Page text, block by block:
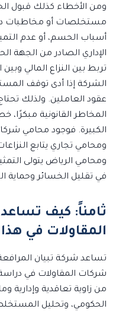
ومن الأخطاء كذلك قبول
مستخلصات أو مخاطبات
أسباب الحسم، أو عدم
الإداري الصادر من الجهة
تربط بين النزاع المالي
الشركة إذا أدى توقف
عقود العاملين. ولذلك
المخاطر القانونية
الكبيرة. فوجود محامي
ومحامي تجاري يتابع
ومحامي الرياض يتولى
في تقليل الخسائر وحماية
ثامناً: كيف
المقاولات في
تساعد شركة تبيان
شركات المقاولات في
من زاوية تعاقدية وإدارية
الحكومي، وتحليل